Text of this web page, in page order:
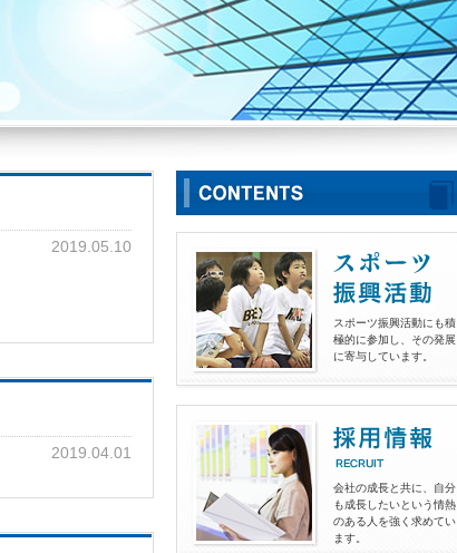
2019.05.10
2019.04.01
スポーツ振興活動にも積
極的に参加し、その発展
に寄与しています。
会社の成長と共に、自分
も成長したいという情熱
のある人を強く求めてい
ます。